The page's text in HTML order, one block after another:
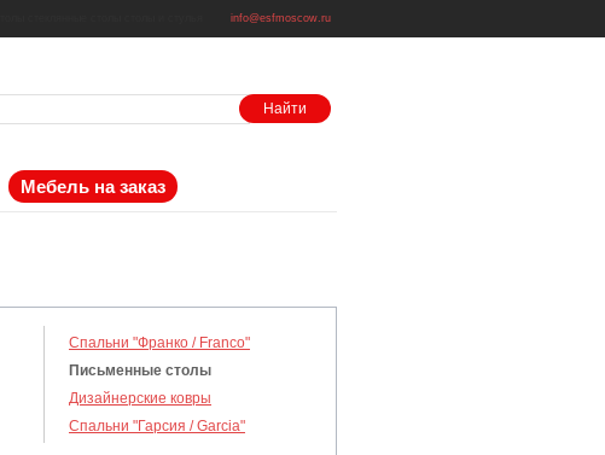
info@esfmoscow.ru
Мебель на заказ
Спальни "Франко / Franco"
Письменные столы
Дизайнерские ковры
Спальни "Гарсия / Garcia"